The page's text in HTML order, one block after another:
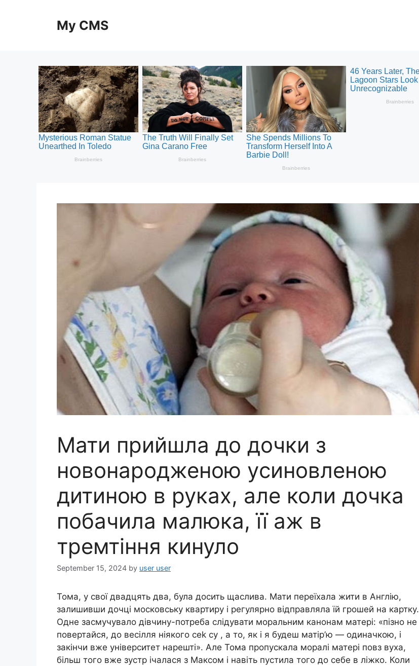
My CMS
Мати прийшла до дочки з
новонapoдженою yсиновленою
дитиною в руках, але коли дочка
побачила малюка, її аж в
тремтіння кинуло
September 15, 2024 by user user
Тома, у свої двадцять два, була досить щаслива. Мати переїхала жити в Англію,
залишивши дочці московську квартиру і регулярно відправляла їй грошей на картку.
Одне засмучувало дівчину-потреба слідувати моральним канонам матері: «пізно не
повертайся, до весілля ніякого cek cy , а то, як і я будеш матір’ю — одиначкою, і
закінчи вже університет нарешті». Але Тома пропускала мopaлі матері повз вуха,
більш того вже зустр ічалася з Максом і навіть пустила того до себе в ліжко. Коли